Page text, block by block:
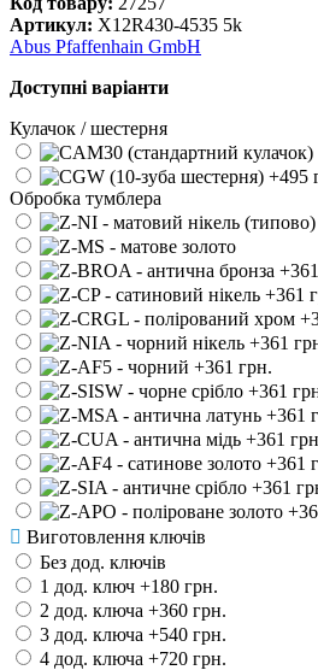
Артикул: X12R430-4535 5k
Abus Pfaffenhain GmbH
Доступні варіанти
Кулачок / шестерня
Обробка тумблера
Виготовлення ключів
Без дод. ключів
1 дод. ключ +180 грн.
2 дод. ключа +360 грн.
3 дод. ключа +540 грн.
4 дод. ключа +720 грн.